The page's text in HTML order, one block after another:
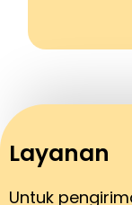
Layanan
Untuk